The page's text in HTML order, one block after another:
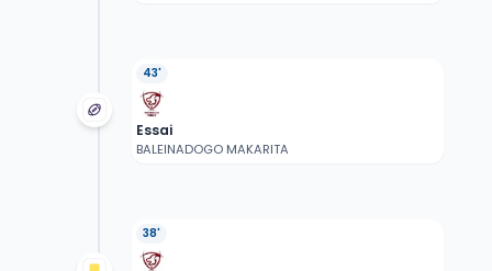
43'
Essai
BALEINADOGO MAKARITA
38'